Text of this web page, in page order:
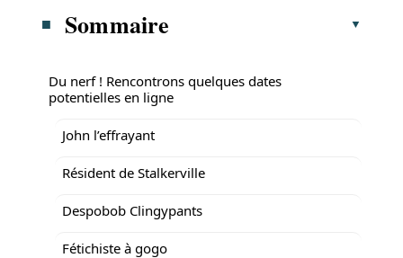
Sommaire
Du nerf ! Rencontrons quelques dates
potentielles en ligne
John l’effrayant
Résident de Stalkerville
Despobob Clingypants
Fétichiste à gogo